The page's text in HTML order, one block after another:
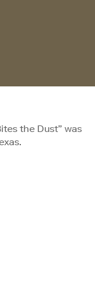
the Dust” was